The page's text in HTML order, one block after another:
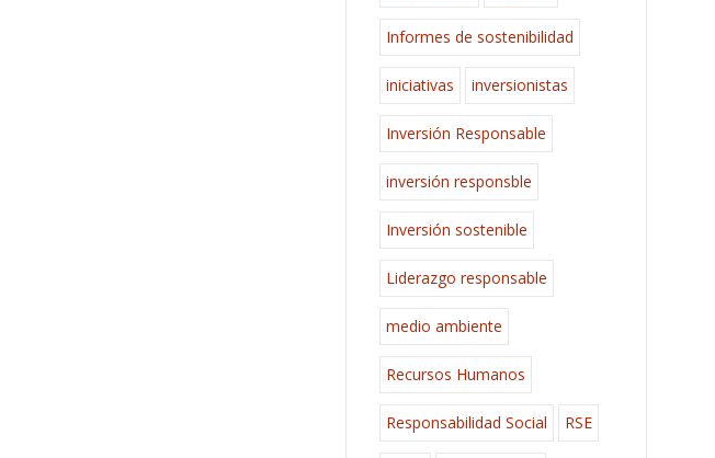
Informes de sostenibilidad
iniciativas inversionistas
Inversión Responsable
inversión responsble
Inversión sostenible
Liderazgo responsable
medio ambiente
Recursos Humanos
Responsabilidad Social RSE